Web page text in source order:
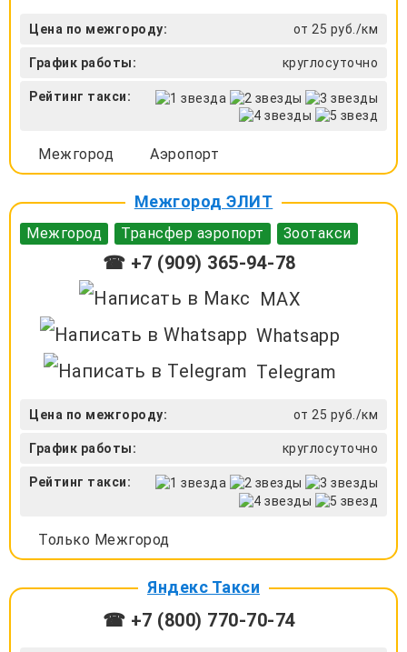
Цена по межгороду: от 25 руб./км
График работы: круглосуточно
Рейтинг такси:
Межгород Аэропорт
Межгород ЭЛИТ
Межгород Трансфер аэропорт Зоотакси
☎ +7 (909) 365-94-78
MAX
Whatsapp
Telegram
Цена по межгороду: от 25 руб./км
График работы: круглосуточно
Рейтинг такси:
Только Межгород
Яндекс Такси
☎ +7 (800) 770-70-74